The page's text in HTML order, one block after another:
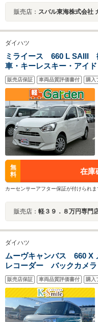
販売店： スバル東海株式会社
ダイハツ
ミライース 660 L SAIII
車・キーレスキー・アイ
ーター
販売店保証 車両品質評価書付 購入
無
料
在庫
カーセンサーアフター保証が付けられま
販売店： 軽３９．８万円専
ダイハツ
ムーヴキャンバス 660 X
レコーダー バックカメ
リアランスソナー 衝突
ックハイビーム スマー
プ 電動格納ミラー CVT
販売店保証 車両品質評価書付 購入